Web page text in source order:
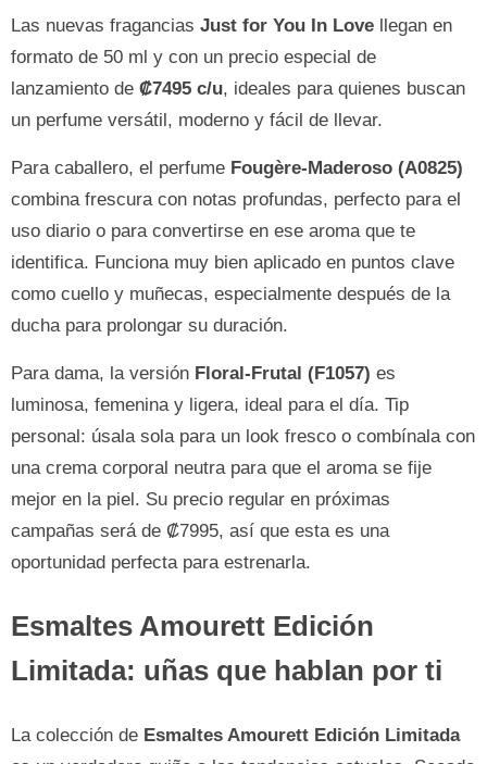
Las nuevas fragancias Just for You In Love llegan en
formato de 50 ml y con un precio especial de
lanzamiento de ₡7495 c/u, ideales para quienes buscan
un perfume versátil, moderno y fácil de llevar.
Para caballero, el perfume Fougère-Maderoso (A0825)
combina frescura con notas profundas, perfecto para el
uso diario o para convertirse en ese aroma que te
identifica. Funciona muy bien aplicado en puntos clave
como cuello y muñecas, especialmente después de la
ducha para prolongar su duración.
Para dama, la versión Floral-Frutal (F1057) es
luminosa, femenina y ligera, ideal para el día. Tip
personal: úsala sola para un look fresco o combínala con
una crema corporal neutra para que el aroma se fije
mejor en la piel. Su precio regular en próximas
campañas será de ₡7995, así que esta es una
oportunidad perfecta para estrenarla.
Esmaltes Amourett Edición
Limitada: uñas que hablan por ti
La colección de Esmaltes Amourett Edición Limitada